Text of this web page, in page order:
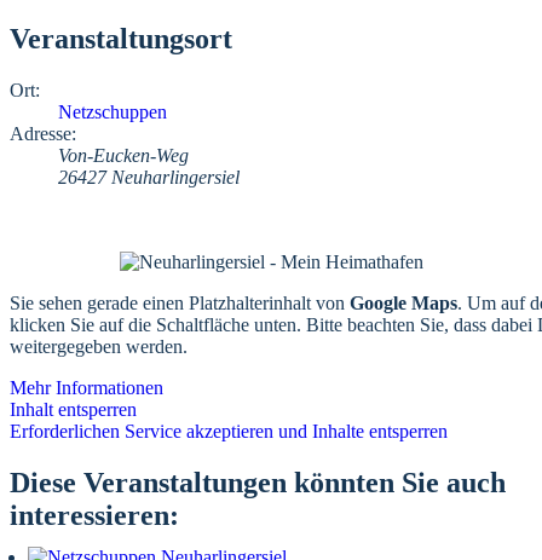
Veranstaltungsort
Ort:
Netzschuppen
Adresse:
Von-Eucken-Weg
26427 Neuharlingersiel
Sie sehen gerade einen Platzhalterinhalt von Google Maps. Um auf
klicken Sie auf die Schaltfläche unten. Bitte beachten Sie, dass dabei
weitergegeben werden.
Mehr Informationen
Inhalt entsperren
Erforderlichen Service akzeptieren und Inhalte entsperren
Diese Veranstaltungen könnten Sie auch
interessieren: